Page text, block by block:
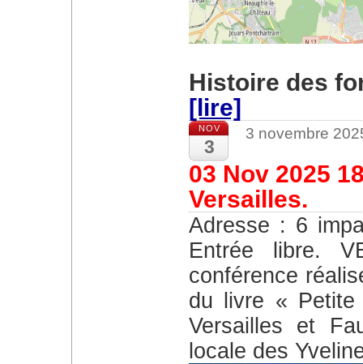
Histoire des
[lire]
NOV
3
3 novembre
03 Nov 2025
Versailles.
Adresse : 6 impasse des Gendarmes Versailles –
Entrée libre.
conférence
du livre «
Versailles et
locale des